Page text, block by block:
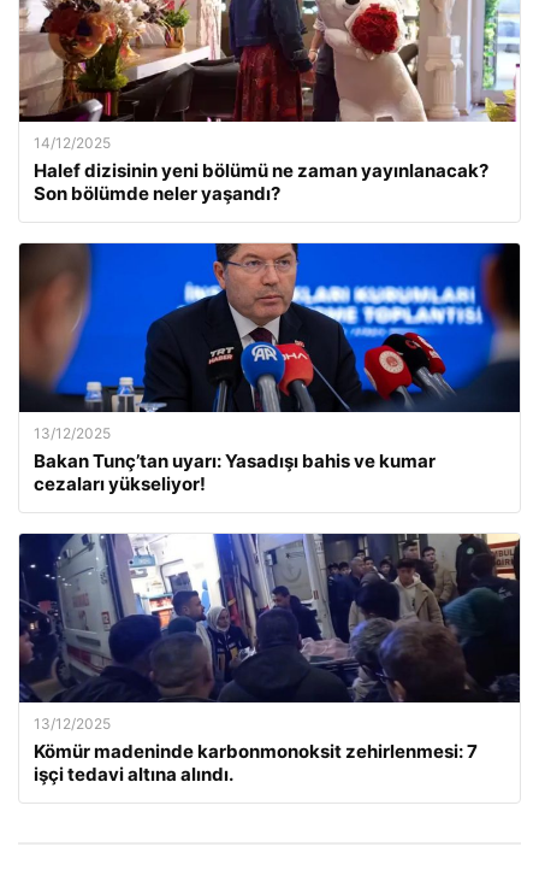
14/12/2025
Halef dizisinin yeni bölümü ne zaman yayınlanacak?
Son bölümde neler yaşandı?
13/12/2025
Bakan Tunç’tan uyarı: Yasadışı bahis ve kumar
cezaları yükseliyor!
13/12/2025
Kömür madeninde karbonmonoksit zehirlenmesi: 7
işçi tedavi altına alındı.